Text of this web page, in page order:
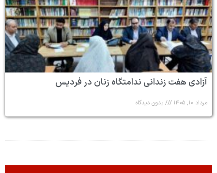
آزادی هفت زندانی ندامتگاه زنان در فردیس
مرداد ۱۰, ۱۴۰۵ بدون دیدگاه